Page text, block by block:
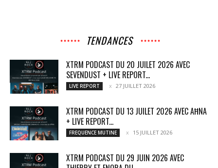
TENDANCES
XTRM PODCAST DU 20 JUILET 2026 AVEC
SEVENDUST + LIVE REPORT...
LIVE REPORT 27 JUILLET 2026
XTRM PODCAST DU 13 JUILET 2026 AVEC AĦNA
+ LIVE REPORT...
FREQUENCE MUTINE 15 JUILLET 2026
XTRM PODCAST DU 29 JUIN 2026 AVEC